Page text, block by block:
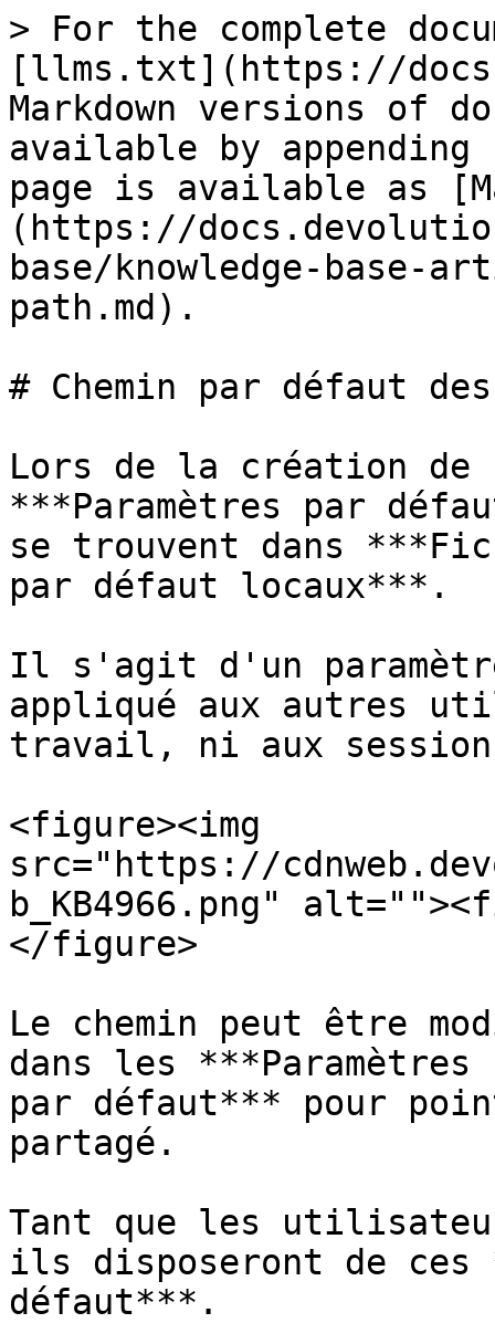
> For the complete
[llms.txt](https://
Markdown versions of
available by
page is available as
(https://
base/knowledge-base-
path.md).
# Chemin par défaut des
Lors de la création de
***Paramètres par
se trouvent dans
par défaut locaux***.
Il s'agit d'un
appliqué aux autres
travail, ni aux
<figure><img
src="https://
b_KB4966.png"
</figure>
Le chemin peut être
dans les ***Paramètres
par défaut*** pour
partagé.
Tant que les
ils disposeront de ces
défaut***.